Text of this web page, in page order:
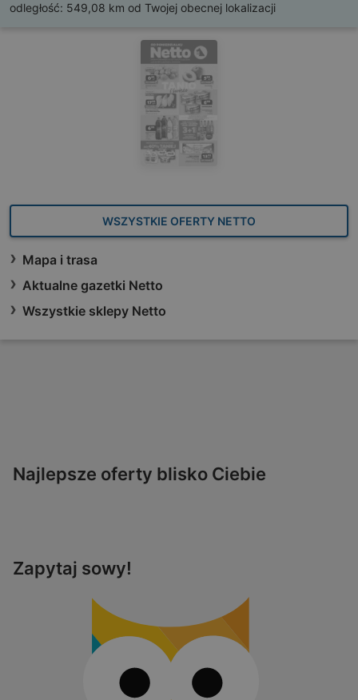
odległość: 549,08 km od Twojej obecnej lokalizacji
WSZYSTKIE OFERTY NETTO
Mapa i trasa
Aktualne gazetki Netto
Wszystkie sklepy Netto
Najlepsze oferty blisko Ciebie
Zapytaj sowy!